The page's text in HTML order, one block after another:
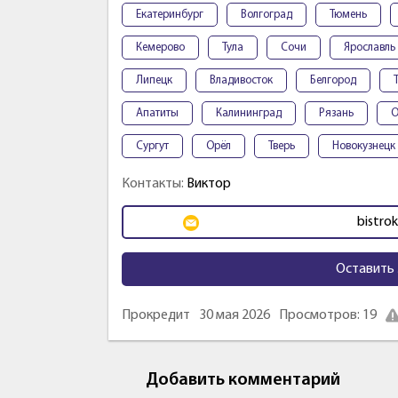
Екатеринбург Волгоград Тюмень
Кемерово Тула Сочи Ярославль
Липецк Владивосток Белгород
Апатиты Калининград Рязань
Сургут Орёл Тверь Новокузнецк
Контакты: Виктор
Оставить
Прокредит 30 мая 2026 Просмотров: 19
Добавить комментарий